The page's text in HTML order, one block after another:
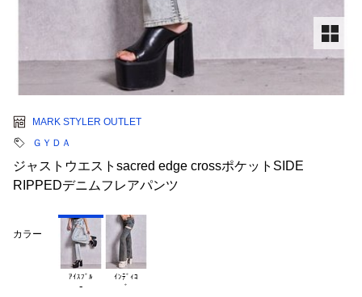
MARK STYLER OUTLET
ＧＹＤＡ
ジャストウエストsacred edge crossポケットSIDE
RIPPEDデニムフレアパンツ
カラー
ｱｲｽﾌﾞﾙ
ｲﾝﾃﾞｨｺ